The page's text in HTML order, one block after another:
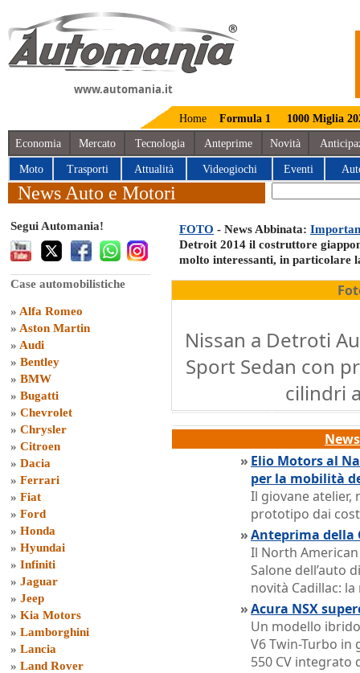
www.automania.it
Home Formula 1 1000 Miglia
Economia Mercato Tecnologia Anteprime Novità
Moto Trasporti Attualità Videogiochi Eventi
News Auto e Motori
Segui Automania!
Case automobilistiche
» Alfa Romeo
» Aston Martin
» Audi
» Bentley
» BMW
» Bugatti
» Chevrolet
» Chrysler
» Citroen
» Dacia
» Ferrari
» Fiat
» Ford
» Honda
» Hyundai
» Infiniti
» Jaguar
» Jeep
» Kia Motors
» Lamborghini
» Lancia
» Land Rover
FOTO - News Abbinata:
Detroit 2014 il costruttore
molto interessanti, in particolare
Nissan a Detroti
Sport Sedan con
cilindri
» Elio Motors al
per la mobilità
Il giovane atelier,
prototipo dai
»Anteprima della
Il North
Salone dell’auto
novità Cadillac: la
»Acura NSX
Un modello
V6 Twin-Turbo
550 CV